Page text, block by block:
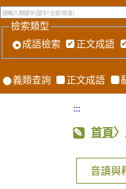
檢索類型
成語檢索
正文成語
義類查詢 正文成語
:::
首頁
音讀與